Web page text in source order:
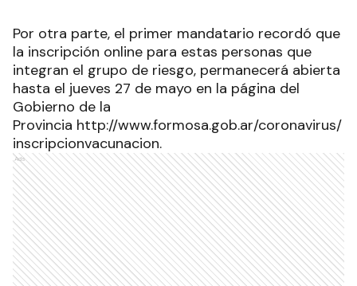
Por otra parte, el primer mandatario recordó que
la inscripción online para estas personas que
integran el grupo de riesgo, permanecerá abierta
hasta el jueves 27 de mayo en la página del
Gobierno de la
Provincia http://www.formosa.gob.ar/coronavirus/
inscripcionvacunacion.
Ads